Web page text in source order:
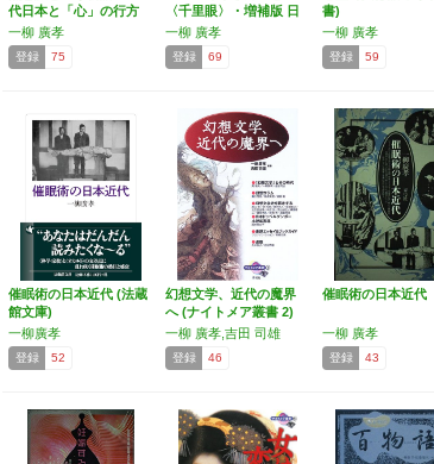
代日本と「心」の行方
―
一柳 廣孝
登録 75
〈千里眼〉・増補版 日
本近…
一柳 廣孝
登録 69
書)
一柳 廣孝
登録 59
催眠術の日本近代 (法蔵
館文庫)
一柳廣孝
登録 52
幻想文学、近代の魔界
へ (ナイトメア叢書 2)
一柳 廣孝,吉田 司雄
登録 46
催眠術の日本近代
一柳 廣孝
登録 43